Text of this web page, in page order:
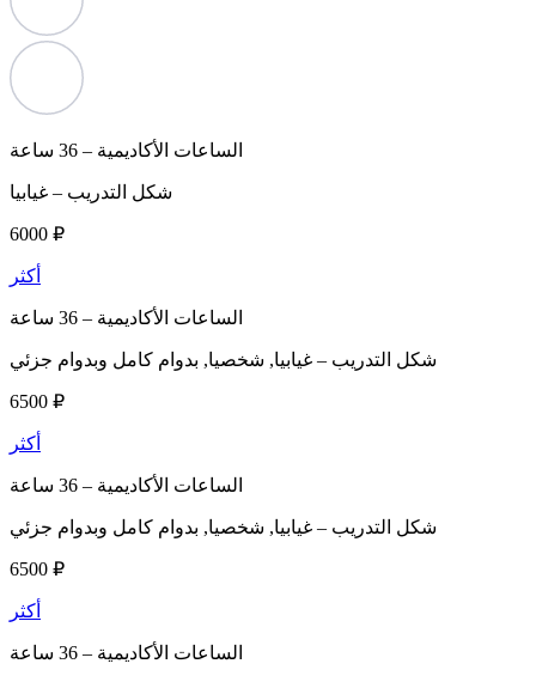
الساعات الأكاديمية –
شكل التدريب – غيابيا
6000 ₽
أكثر
الساعات الأكاديمية –
شكل التدريب – غيابيا, شخصيا, بدوام كامل وبدوام جزئي
6500 ₽
أكثر
الساعات الأكاديمية –
شكل التدريب – غيابيا, شخصيا, بدوام كامل وبدوام جزئي
6500 ₽
أكثر
الساعات الأكاديمية –